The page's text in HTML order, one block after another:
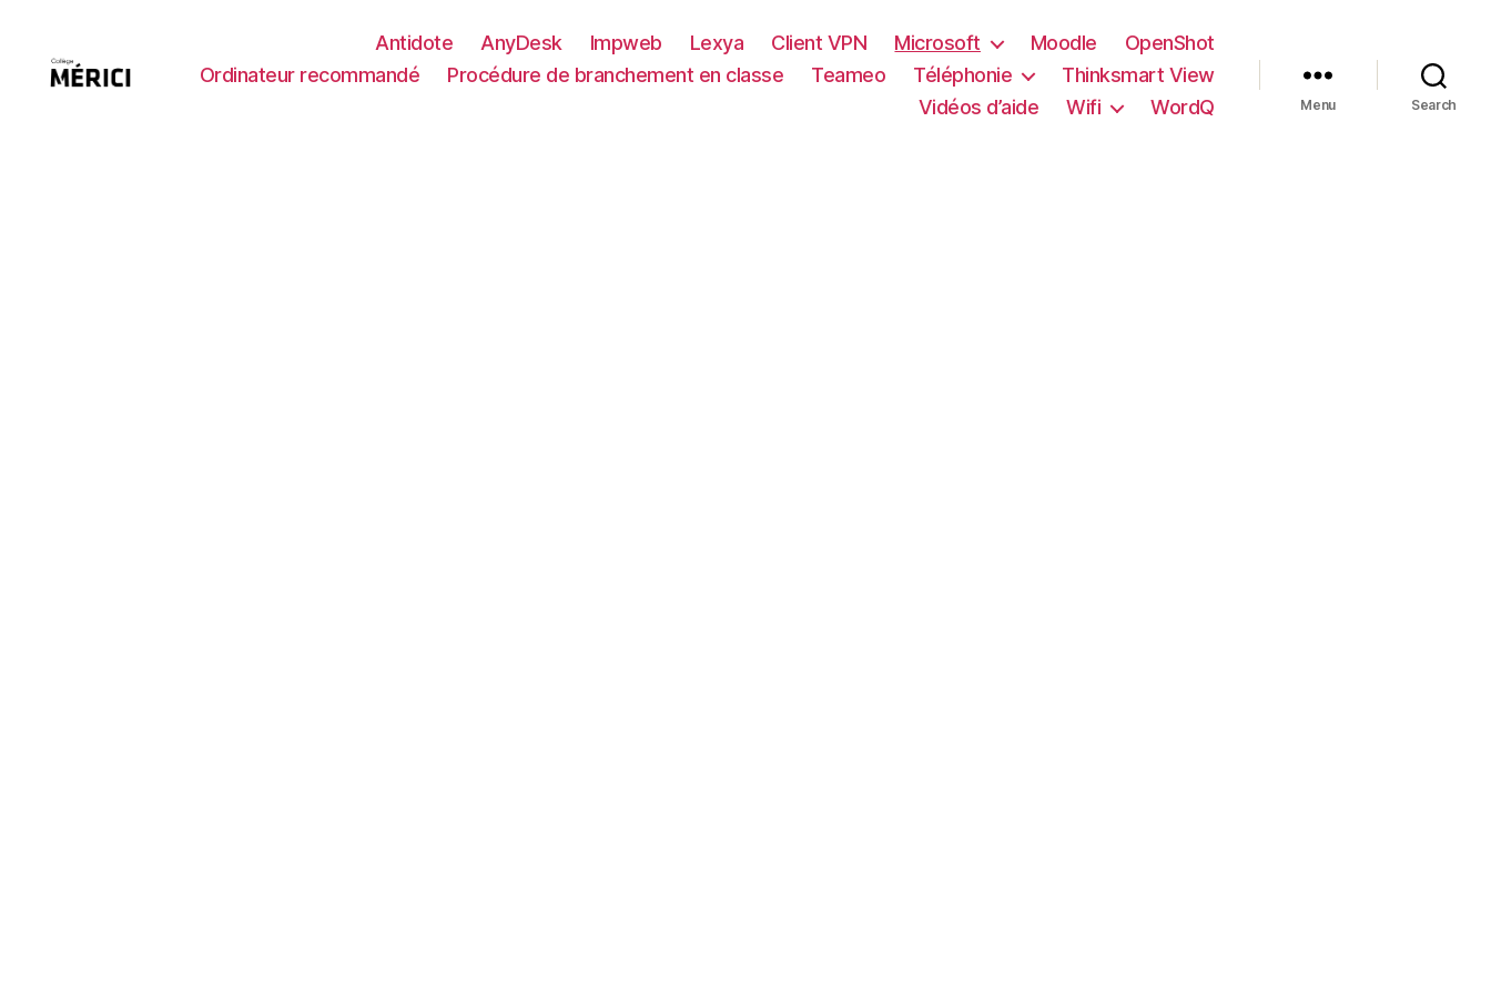
Antidote AnyDesk Impweb Lexya Client VPN Microsoft Moodle
OpenShot
Ordinateur recommandé
Procédure de branchement en classe Teameo Téléphonie
Thinksmart View
Vidéos d’aide
Wifi WordQ Menu Search